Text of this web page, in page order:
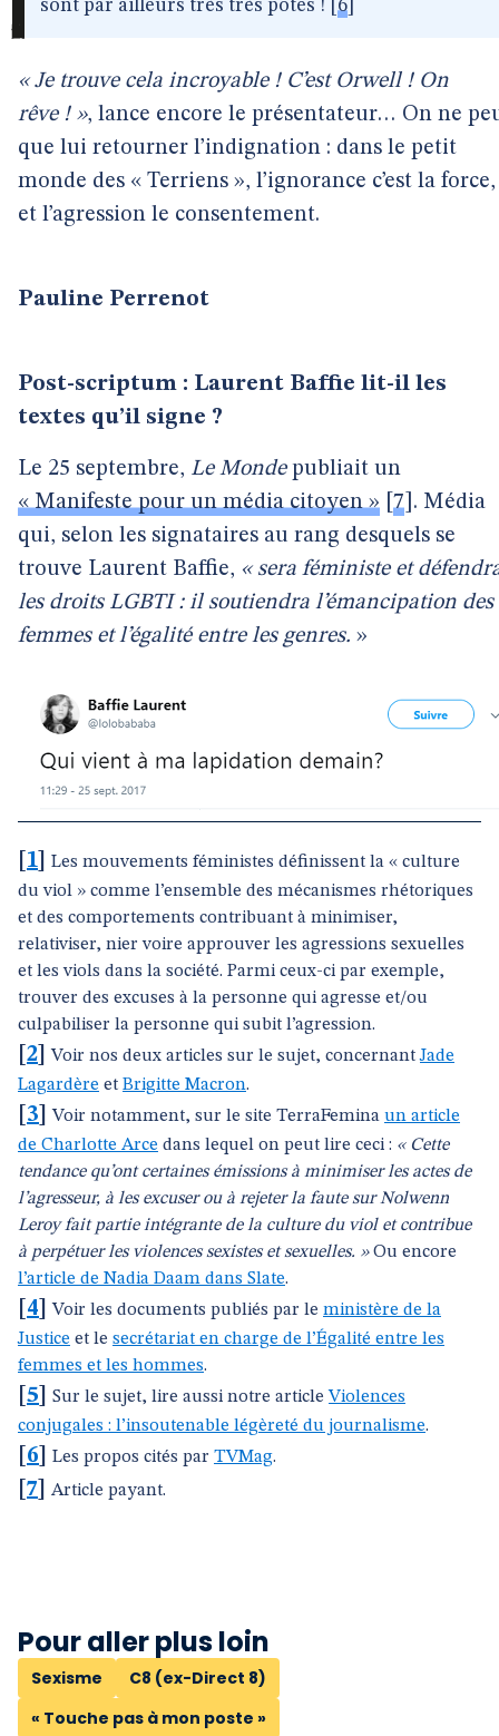
sont par ailleurs très très potes ! 6
« Je trouve cela incroyable ! C’est Orwell ! On
rêve ! », lance encore le présentateur… On ne
que lui retourner l’indignation : dans le petit
monde des « Terriens », l’ignorance c’est la force,
et l’agression le consentement.
Pauline Perrenot
Post-scriptum : Laurent Baffie lit-il les
textes qu’il signe ?
Le 25 septembre, Le Mondepubliait un
« Manifeste pour un média citoyen » 7 . Média
qui, selon les signataires au rang desquels se
trouve Laurent Baffie, « sera féministe et
les droits LGBTI : il soutiendra l’émancipation des
femmes et l’égalité entre les genres. »
1
Les mouvements féministes définissent la « culture
du viol » comme l’ensemble des mécanismes rhétoriques
et des comportements contribuant à minimiser,
relativiser, nier voire approuver les agressions sexuelles
et les viols dans la société. Parmi ceux-ci par exemple,
trouver des excuses à la personne qui agresse et/ou
culpabiliser la personne qui subit l’agression.
2 ]Voir nos deux articles sur le sujet, concernantJade
Lagardère et Brigitte Macron.
3 ]Voir notamment, sur le site TerraFemina un article
de Charlotte Arce dans lequel on peut lire ceci : « Cette
tendance qu’ont certaines émissions à minimiser les actes de
l’agresseur, à les excuser ou à rejeter la faute sur Nolwenn
Leroy fait partie intégrante de la culture du viol et contribue
à perpétuer les violences sexistes et sexuelles. »Ou encore
l’article de Nadia Daam dans Slate.
4 ]Voir les documents publiés par le ministère de la
Justice et le secrétariat en charge de l’Égalité entre les
femmes et les hommes.
5 Sur le sujet, lire aussi notre article Violences
conjugales : l’insoutenable légèreté du journalisme.
6 Les propos cités par TVMag.
7 Article payant.
Pour aller plus loin
Sexisme
C8 (ex-Direct 8)
« Touche pas à mon poste »